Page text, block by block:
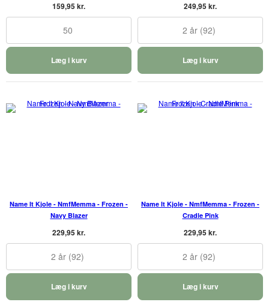
159,95 kr.
50
Læg i kurv
249,95 kr.
2 år (92)
Læg i kurv
Name It Kjole - NmfMemma - Frozen -
Navy Blazer
229,95 kr.
2 år (92)
Læg i kurv
Name It Kjole - NmfMemma - Frozen -
Cradle Pink
229,95 kr.
2 år (92)
Læg i kurv